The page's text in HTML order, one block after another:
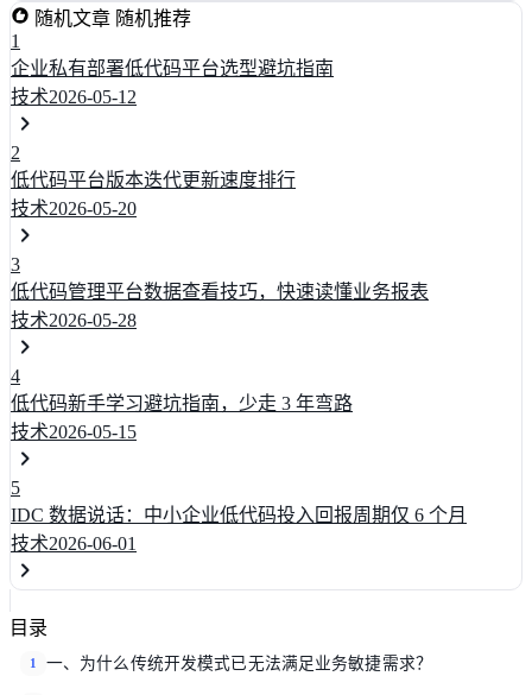
随机文章 随机推荐
1
企业私有部署低代码平台选型避坑指南
技术2026-05-12
2
低代码平台版本迭代更新速度排行
技术2026-05-20
3
低代码管理平台数据查看技巧，快速读懂业务报表
技术2026-05-28
4
低代码新手学习避坑指南，少走 3 年弯路
技术2026-05-15
5
IDC 数据说话：中小企业低代码投入回报周期仅 6 个月
技术2026-06-01
目录
1 一、为什么传统开发模式已无法满足业务敏捷需求？